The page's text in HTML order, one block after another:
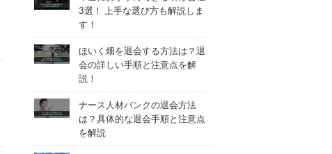
3選！ 上手な選び方も解説しま
す！
ほいく畑を退会する方法は？退
会の詳しい手順と注意点を解
説！
ナース人材バンクの退会方法
は？具体的な退会手順と注意点
を解説